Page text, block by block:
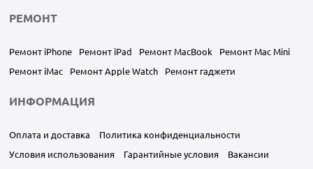
РЕМОНТ
Ремонт iPhone Ремонт iPad Ремонт MacBook
Ремонт Mac Mini
Ремонт iMac
Ремонт Apple Watch Ремонт гаджети
ИНФОРМАЦИЯ
Оплата и доставка
Политика конфиденциальности
Условия использования
Гарантийные условия
Вакансии